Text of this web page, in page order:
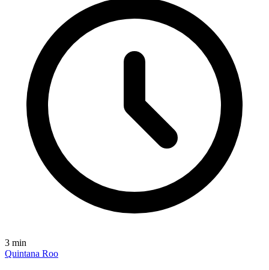
3 min
Quintana Roo